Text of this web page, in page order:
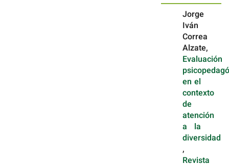
Jorge
Iván
Correa
Alzate,
Evaluación
en el
contexto
de
atención
a la
diversidad
,
Revista